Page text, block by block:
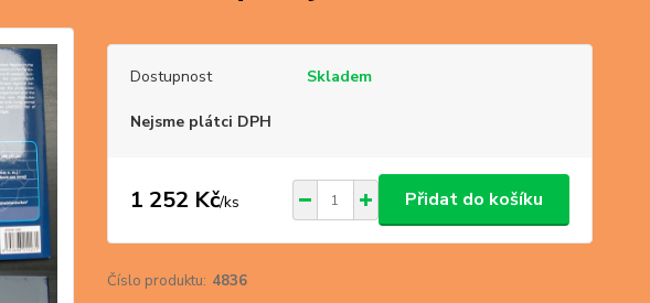
Dostupnost Skladem
Nejsme plátci DPH
1 252 Kč/ks Přidat do košíku
Číslo produktu: 4836